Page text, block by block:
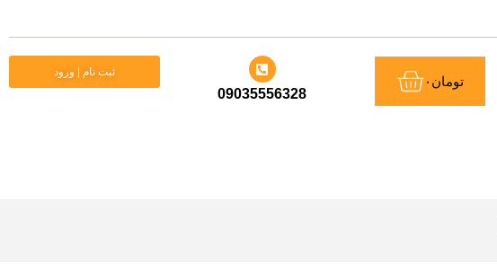
تومان ۰سبد
خرید
09035556328
ثبت نام | ورود